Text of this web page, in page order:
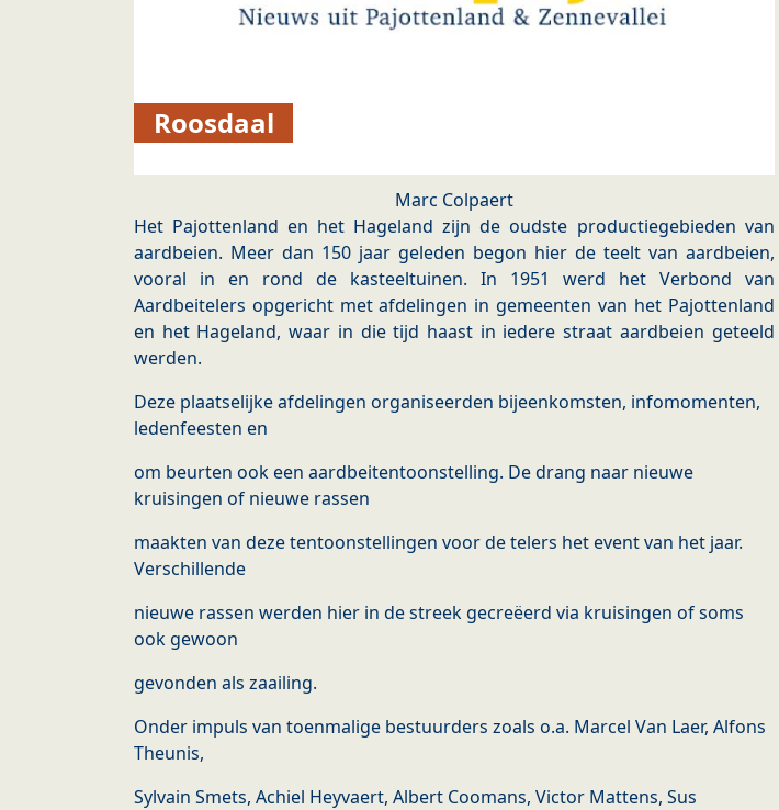
Roosdaal
Marc Colpaert
Het Pajottenland en het Hageland zijn de oudste productiegebieden van
aardbeien. Meer dan 150 jaar geleden begon hier de teelt van aardbeien,
vooral in en rond de kasteeltuinen. In 1951 werd het Verbond van
Aardbeitelers opgericht met afdelingen in gemeenten van het Pajottenland
en het Hageland, waar in die tijd haast in iedere straat aardbeien geteeld
werden.
Deze plaatselijke afdelingen organiseerden bijeenkomsten, infomomenten,
ledenfeesten en
om beurten ook een aardbeitentoonstelling. De drang naar nieuwe
kruisingen of nieuwe rassen
maakten van deze tentoonstellingen voor de telers het event van het jaar.
Verschillende
nieuwe rassen werden hier in de streek gecreëerd via kruisingen of soms
ook gewoon
gevonden als zaailing.
Onder impuls van toenmalige bestuurders zoals o.a. Marcel Van Laer, Alfons
Theunis,
Sylvain Smets, Achiel Heyvaert, Albert Coomans, Victor Mattens, Sus